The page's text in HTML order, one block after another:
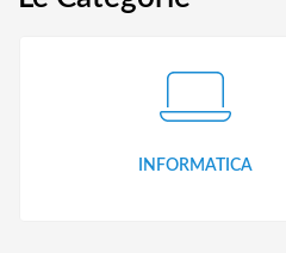
INFORMATICA